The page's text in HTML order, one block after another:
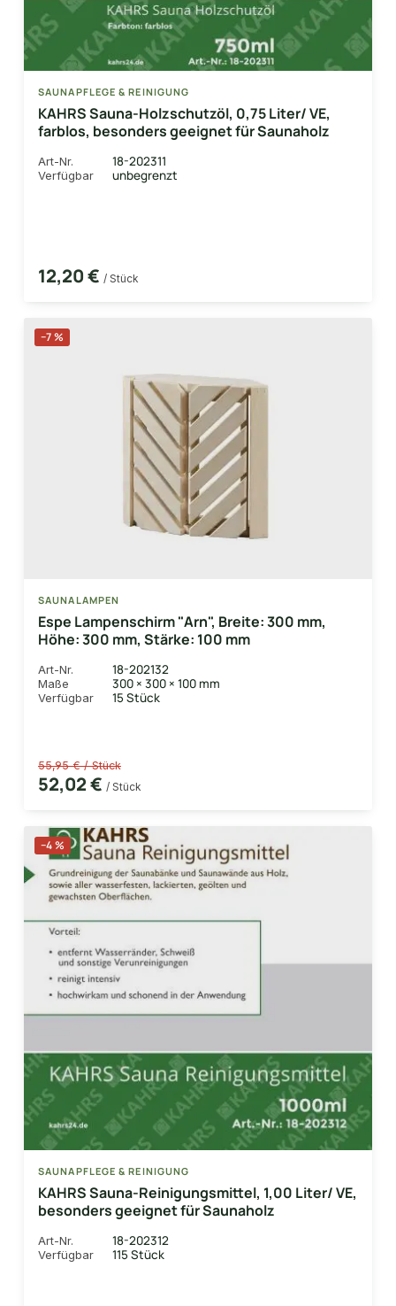
SAUNAPFLEGE & REINIGUNG
KAHRS Sauna-Holzschutzöl, 0,75 Liter/ VE,
farblos, besonders geeignet für Saunaholz
Art-Nr. 18-202311
Verfügbar unbegrenzt
12,20 € / Stück
−7 %
SAUNALAMPEN
Espe Lampenschirm "Arn", Breite: 300 mm,
Höhe: 300 mm, Stärke: 100 mm
Art-Nr. 18-202132
Maße 300 × 300 × 100 mm
Verfügbar 15 Stück
55,95 € / Stück
52,02 € / Stück
−4 %
SAUNAPFLEGE & REINIGUNG
KAHRS Sauna-Reinigungsmittel, 1,00 Liter/ VE,
besonders geeignet für Saunaholz
Art-Nr. 18-202312
Verfügbar 115 Stück